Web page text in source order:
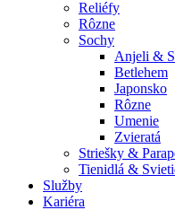
Reliéfy
Rôzne
Sochy
Anjeli &
Betlehem
Japonsko
Rôzne
Umenie
Zvieratá
Striešky &
Tienidlá &
Služby
Kariéra